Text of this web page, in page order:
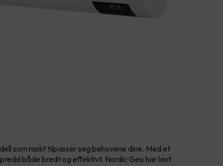
som raskt tilpasser seg behovene dine. Med et
både bredt og effektivt. Nordic Geo har lavt